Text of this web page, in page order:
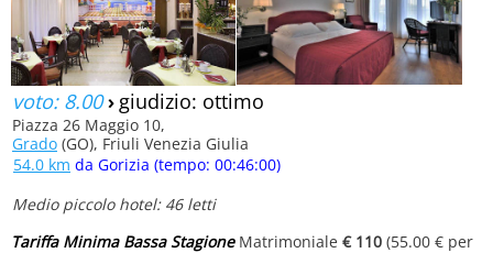
voto: 8.00› giudizio: ottimo
Piazza 26 Maggio 10,
Grado (GO), Friuli Venezia Giulia
54.0 km da Gorizia (tempo: 00:46:00)
Medio piccolo hotel: 46 letti
Tariffa Minima Bassa StagioneMatrimoniale € 110 (55.00 € per